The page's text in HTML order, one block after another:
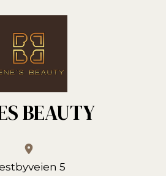
BEAUTY
5